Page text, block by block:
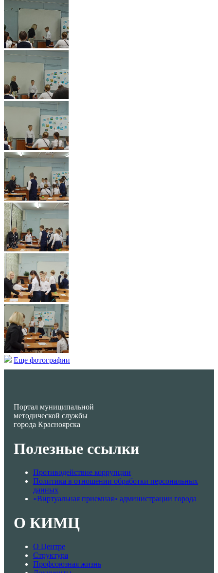
Еще фотографии
Портал муниципальной
методической службы
города Красноярска
Полезные ссылки
Противодействие коррупции
Политика в отношении обработки персональных
данных
«Виртуальная приемная» администрации города
О КИМЦ
О Центре
Структура
Профсоюзная жизнь